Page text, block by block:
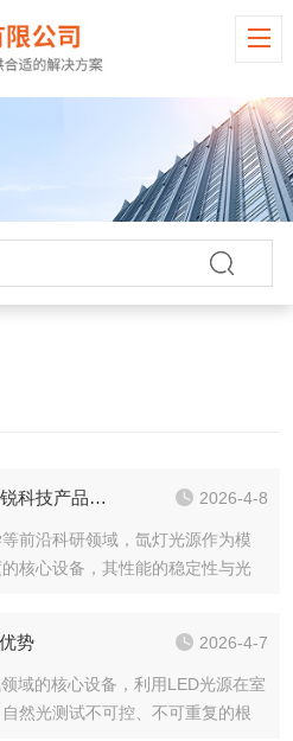
高稳定性氙灯光源选购：菲锐科技产品优势与多场景适配方案 2026-4-8
前沿科研领域，氙灯光源作为模
核心设备，其性能的稳定性与光
势 2026-4-7
域的核心设备，利用LED光源在室
然光测试不可控、不可重复的根